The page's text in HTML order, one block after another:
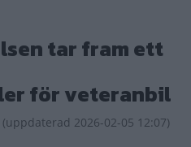
tar fram ett
för veteranbil
(uppdaterad 2026-02-05 12:07)